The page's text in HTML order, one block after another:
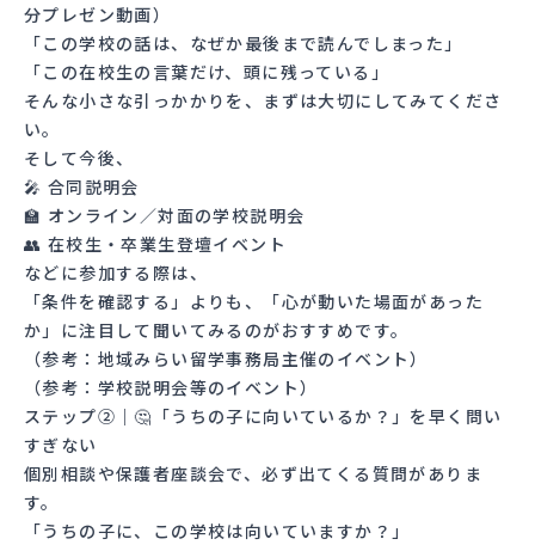
分プレゼン動画）
「この学校の話は、なぜか最後まで読んでしまった」
「この在校生の言葉だけ、頭に残っている」
そんな小さな引っかかりを、まずは大切にしてみてくださ
い。
そして今後、
🎤 合同説明会
🏫 オンライン／対面の学校説明会
👥 在校生・卒業生登壇イベント
などに参加する際は、
「条件を確認する」よりも、「心が動いた場面があった
か」に注目して聞いてみるのがおすすめです。
（参考： 地域みらい留学事務局主催のイベント）
（参考： 学校説明会等のイベント）
ステップ②｜🤔「うちの子に向いているか？」を早く問い
すぎない
個別相談や保護者座談会で、必ず出てくる質問がありま
す。
「うちの子に、この学校は向いていますか？」